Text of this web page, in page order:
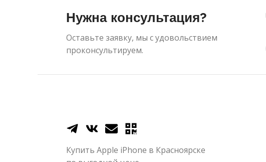
Нужна консультация?
Оставьте заявку, мы с удовольствием
проконсультируем.
Купить Apple iPhone в Красноярске